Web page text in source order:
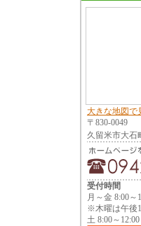
大きな地図で
〒830-0049
久留米市大石
受付時間
月～金 8:00～
※木曜は午後
土 8:00～12:00